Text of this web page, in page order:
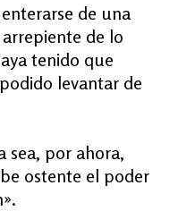
de una
de lo
tenido que
levantar de
sea, por ahora,
ostente el poder